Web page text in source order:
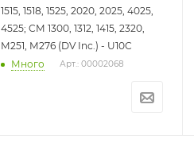
1515, 1518, 1525, 2020, 2025, 4025,
4525; CM 1300, 1312, 1415, 2320,
M251, M276 (DV Inc.) - U10C
Много
Арт.: 00002068